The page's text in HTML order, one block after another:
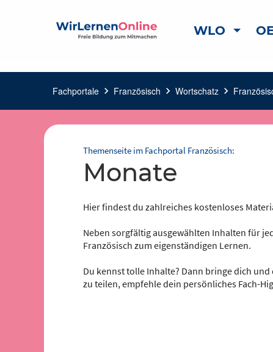
WLO
Fachportale chevron_right Französisch chevron_right Wortschatz chevron_right
Themenseite im Fachportal Französisch:
Monate
Hier findest du zahlreiches kostenloses
Neben sorgfältig ausgewählten Inhalten für
Französisch zum eigenständigen Lernen.
Du kennst tolle Inhalte? Dann bringe dich
zu teilen, empfehle dein persönliches Fach-